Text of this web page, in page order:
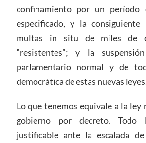
confinamiento por un período
especificado, y la consiguiente
multas in situ de miles de
“resistentes”; y la
parlamentario normal y de
democrática de estas nuevas leyes.
Lo que tenemos equivale a la ley
gobierno por decreto. Todo
justificable ante la escalada